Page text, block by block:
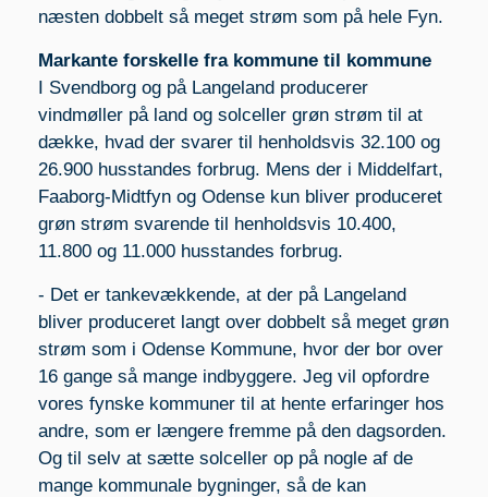
næsten dobbelt så meget strøm som på hele Fyn.
Markante forskelle fra kommune til kommune
I Svendborg og på Langeland producerer
vindmøller på land og solceller grøn strøm til at
dække, hvad der svarer til henholdsvis 32.100 og
26.900 husstandes forbrug. Mens der i Middelfart,
Faaborg-Midtfyn og Odense kun bliver produceret
grøn strøm svarende til henholdsvis 10.400,
11.800 og 11.000 husstandes forbrug.
- Det er tankevækkende, at der på Langeland
bliver produceret langt over dobbelt så meget grøn
strøm som i Odense Kommune, hvor der bor over
16 gange så mange indbyggere. Jeg vil opfordre
vores fynske kommuner til at hente erfaringer hos
andre, som er længere fremme på den dagsorden.
Og til selv at sætte solceller op på nogle af de
mange kommunale bygninger, så de kan